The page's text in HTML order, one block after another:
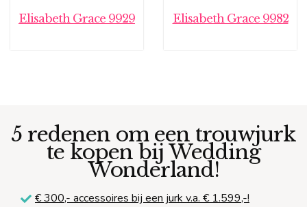
Elisabeth Grace 9929 Elisabeth Grace 9982
5 redenen om een trouwjurk
te kopen bij Wedding
Wonderland!
€ 300,- accessoires bij een jurk v.a. € 1.599,-!